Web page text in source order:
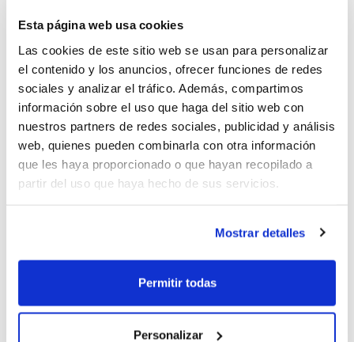
Esta página web usa cookies
Las cookies de este sitio web se usan para personalizar
el contenido y los anuncios, ofrecer funciones de redes
sociales y analizar el tráfico. Además, compartimos
información sobre el uso que haga del sitio web con
nuestros partners de redes sociales, publicidad y análisis
web, quienes pueden combinarla con otra información
que les haya proporcionado o que hayan recopilado a
partir del uso que haya hecho de sus servicios.
Mostrar detalles
Permitir todas
Personalizar